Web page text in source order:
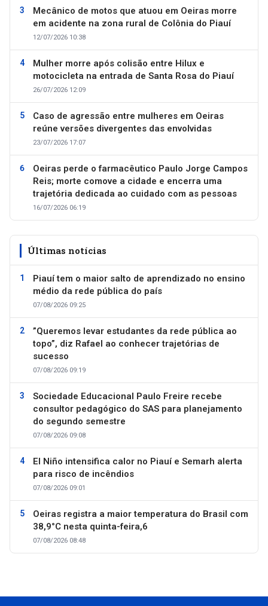
Mecânico de motos que atuou em Oeiras morre
em acidente na zona rural de Colônia do Piauí
12/07/2026 10:38
Mulher morre após colisão entre Hilux e
motocicleta na entrada de Santa Rosa do Piauí
26/07/2026 12:09
Caso de agressão entre mulheres em Oeiras
reúne versões divergentes das envolvidas
23/07/2026 17:07
Oeiras perde o farmacêutico Paulo Jorge Campos
Reis; morte comove a cidade e encerra uma
trajetória dedicada ao cuidado com as pessoas
16/07/2026 06:19
Últimas notícias
Piauí tem o maior salto de aprendizado no ensino
médio da rede pública do país
07/08/2026 09:25
”Queremos levar estudantes da rede pública ao
topo”, diz Rafael ao conhecer trajetórias de
sucesso
07/08/2026 09:19
Sociedade Educacional Paulo Freire recebe
consultor pedagógico do SAS para planejamento
do segundo semestre
07/08/2026 09:08
El Niño intensifica calor no Piauí e Semarh alerta
para risco de incêndios
07/08/2026 09:01
Oeiras registra a maior temperatura do Brasil com
38,9°C nesta quinta-feira,6
07/08/2026 08:48